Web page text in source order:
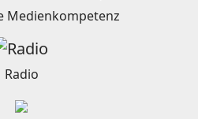
Medienkompetenz
Radio